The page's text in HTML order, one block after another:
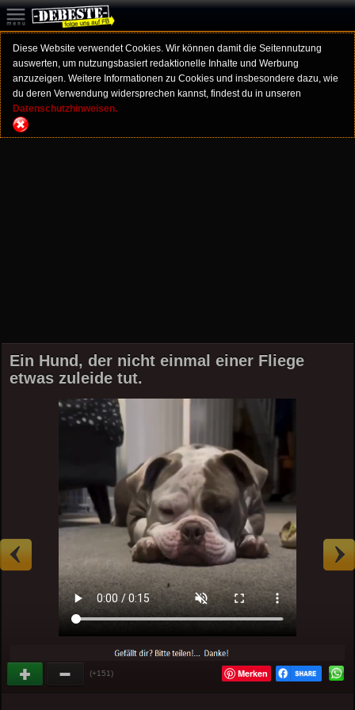
Diese Website verwendet Cookies. Wir können damit die Seitennutzung
auswerten, um nutzungsbasiert redaktionelle Inhalte und Werbung
anzuzeigen. Weitere Informationen zu Cookies und insbesondere dazu, wie
du deren Verwendung widersprechen kannst, findest du in unseren
Datenschutzhinweisen.
Ein Hund, der nicht einmal einer Fliege
etwas zuleide tut.
(+151) Merken